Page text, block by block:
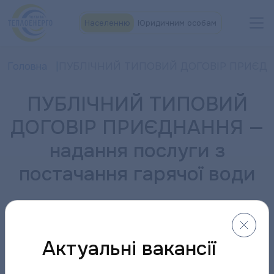
Юридичним особам
ПУБЛІЧНИЙ ТИПОВИЙ
ДОГОВІР ПРИЄДНАННЯ —
надання послуги з
постачання гарячої води
Актуальні вакансії